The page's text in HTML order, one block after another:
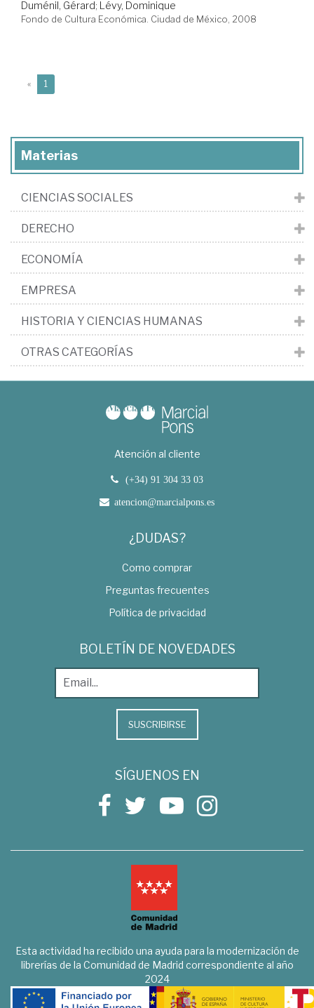
Duménil, Gérard; Lévy, Dominique
Fondo de Cultura Económica. Ciudad de México, 2008
« 1
Materias
CIENCIAS SOCIALES
DERECHO
ECONOMÍA
EMPRESA
HISTORIA Y CIENCIAS HUMANAS
OTRAS CATEGORÍAS
Atención al cliente
(+34) 91 304 33 03
atencion@marcialpons.es
¿DUDAS?
Como comprar
Preguntas frecuentes
Política de privacidad
BOLETÍN DE NOVEDADES
SUSCRIBIRSE
SÍGUENOS EN
Esta actividad ha recibido una ayuda para la modernización de
librerías de la Comunidad de Madrid correspondiente al año
2024